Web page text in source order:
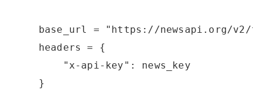
base_url = "https://newsapi.org/v2/
    headers = {
        "x-api-key": news_key
    }